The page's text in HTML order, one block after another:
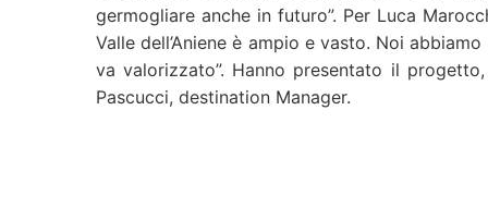
germogliare anche in futuro”. Per Luca
Valle dell’Aniene è ampio e vasto. Noi
va valorizzato”. Hanno presentato il
Pascucci, destination Manager.